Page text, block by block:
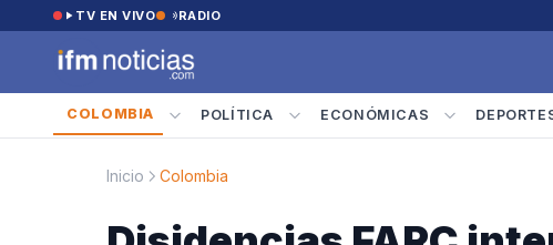
Saltar al contenido
TV EN VIVO RADIO
COLOMBIA POLÍTICA ECONÓMICAS
Inicio Colombia